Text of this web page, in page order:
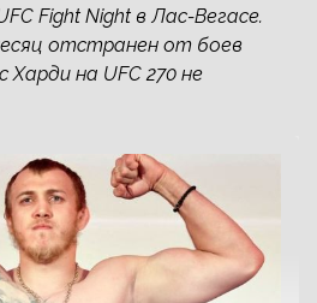
Fight Night в Лас-Вегасе.
отстранен от боев
Харди на UFC 270 не